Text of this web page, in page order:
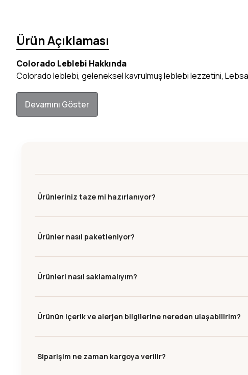
Ürün Açıklaması
Colorado Leblebi Hakkında
Colorado leblebi, geleneksel kavrulmuş leblebi lezzetini,
Devamını Göster
Ürünleriniz taze mi hazırlanıyor?
Ürünler nasıl paketleniyor?
Ürünleri nasıl saklamalıyım?
Ürünün içerik ve alerjen bilgilerine nereden ulaşabilirim?
Siparişim ne zaman kargoya verilir?